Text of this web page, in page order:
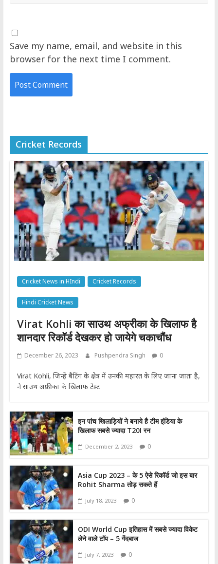
Save my name, email, and website in this
browser for the next time I comment.
Cricket Records
Cricket News in HIndi Cricket Records
Hindi Cricket News
Virat Kohli का साउथ अफ्रीका के खिलाफ है
शानदार रिकॉर्ड देखकर हो जायेगे चकाचौंध
December 26, 2023 Pushpendra Singh 0
Virat Kohli, जिन्हें बैटिंग के क्षेत्र में उनकी महारत के लिए जाना जाता है,
ने साउथ अफ्रीका के खिलाफ टेस्ट
इन पांच खिलाड़ियों ने बनाये है टीम इंडिया के
खिलाफ सबसे ज्यादा T20I रन
December 2, 2023 0
Asia Cup 2023 – के 5 ऐसे रिकॉर्ड जो इस बार
Rohit Sharma तोड़ सकते हैं
July 18, 2023 0
ODI World Cup इतिहास में सबसे ज्यादा विकेट
लेने वाले टॉप – 5 गेंदबाज
July 7, 2023 0